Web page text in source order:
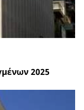
2025